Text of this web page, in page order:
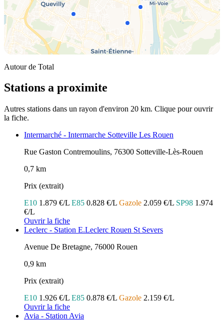
Autour de Total
Stations a proximite
Autres stations dans un rayon d'environ 20 km. Clique pour ouvrir
la fiche.
Intermarché - Intermarche Sotteville Les Rouen
Rue Gaston Contremoulins, 76300 Sotteville-Lès-Rouen
0,7 km
Prix (extrait)
E10 1.879 €/L E85 0.828 €/L Gazole 2.059 €/L SP98 1.974
€/L
Ouvrir la fiche
Leclerc - Station E.Leclerc Rouen St Severs
Avenue De Bretagne, 76000 Rouen
0,9 km
Prix (extrait)
E10 1.926 €/L E85 0.878 €/L Gazole 2.159 €/L
Ouvrir la fiche
Avia - Station Avia